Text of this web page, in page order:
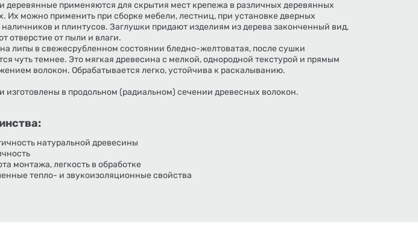
деревянные применяются для скрытия мест крепежа в различных деревянных
Их можно применить при сборке мебели, лестниц, при установке дверных
наличников и плинтусов. Заглушки придают изделиям из дерева законченный вид,
отверстие от пыли и влаги.
липы в свежесрубленном состоянии бледно-желтоватая, после сушки
чуть темнее. Это мягкая древесина с мелкой, однородной текстурой и прямым
волокон. Обрабатывается легко, устойчива к раскалыванию.
изготовлены в продольном (радиальном) сечении древесных волокон.
натуральной древесины
монтажа, легкость в обработке
тепло- и звукоизоляционные свойства